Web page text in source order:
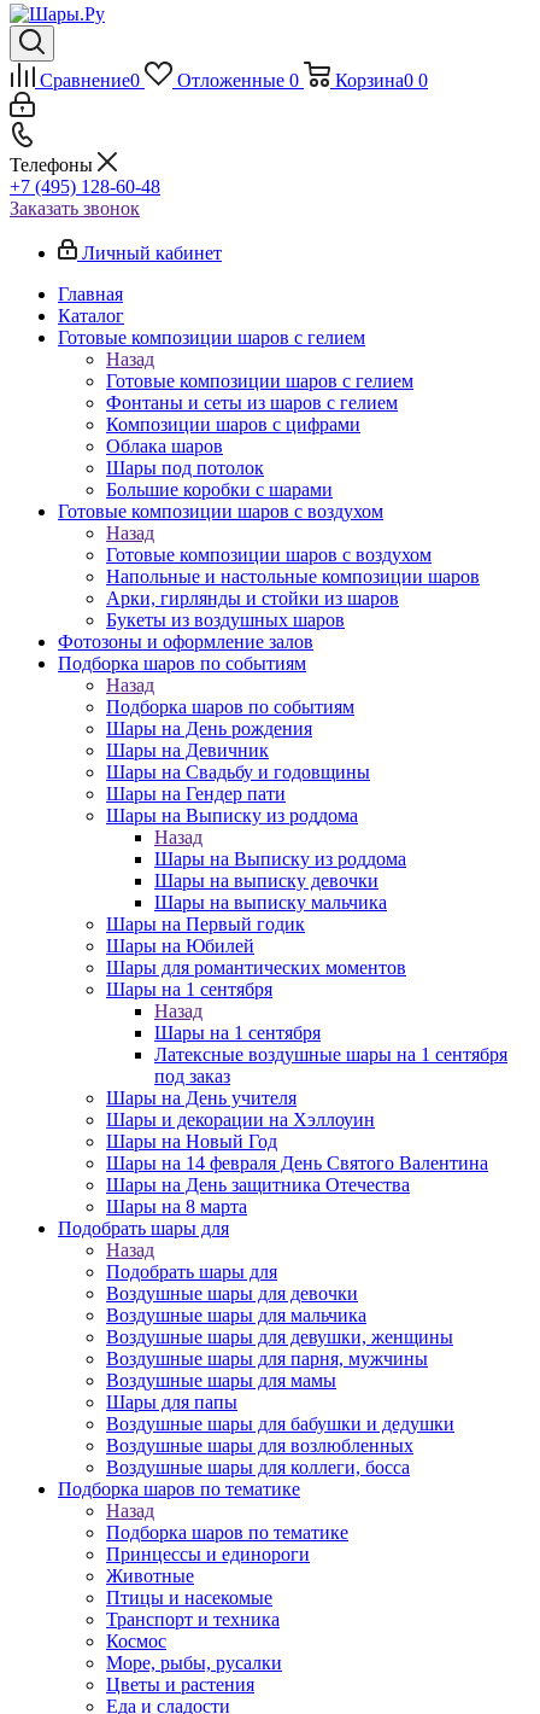
Сравнение0 Отложенные 0 Корзина0 0
Телефоны
+7 (495) 128-60-48
Заказать звонок
Личный кабинет
Главная
Каталог
Готовые композиции шаров с гелием
Назад
Готовые композиции шаров с гелием
Фонтаны и сеты из шаров с гелием
Композиции шаров с цифрами
Облака шаров
Шары под потолок
Большие коробки с шарами
Готовые композиции шаров с воздухом
Назад
Готовые композиции шаров с воздухом
Напольные и настольные композиции шаров
Арки, гирлянды и стойки из шаров
Букеты из воздушных шаров
Фотозоны и оформление залов
Подборка шаров по событиям
Назад
Подборка шаров по событиям
Шары на День рождения
Шары на Девичник
Шары на Свадьбу и годовщины
Шары на Гендер пати
Шары на Выписку из роддома
Назад
Шары на Выписку из роддома
Шары на выписку девочки
Шары на выписку мальчика
Шары на Первый годик
Шары на Юбилей
Шары для романтических моментов
Шары на 1 сентября
Назад
Шары на 1 сентября
Латексные воздушные шары на 1 сентября
под заказ
Шары на День учителя
Шары и декорации на Хэллоуин
Шары на Новый Год
Шары на 14 февраля День Святого Валентина
Шары на День защитника Отечества
Шары на 8 марта
Подобрать шары для
Назад
Подобрать шары для
Воздушные шары для девочки
Воздушные шары для мальчика
Воздушные шары для девушки, женщины
Воздушные шары для парня, мужчины
Воздушные шары для мамы
Шары для папы
Воздушные шары для бабушки и дедушки
Воздушные шары для возлюбленных
Воздушные шары для коллеги, босса
Подборка шаров по тематике
Назад
Подборка шаров по тематике
Принцессы и единороги
Животные
Птицы и насекомые
Транспорт и техника
Космос
Море, рыбы, русалки
Цветы и растения
Еда и сладости